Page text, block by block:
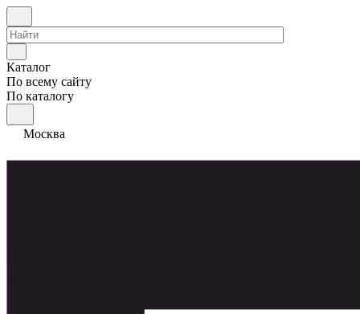
Каталог
По всему сайту
По каталогу
Москва